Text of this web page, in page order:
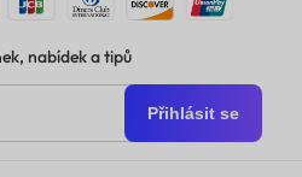
nabídek a tipů
Přihlásit se